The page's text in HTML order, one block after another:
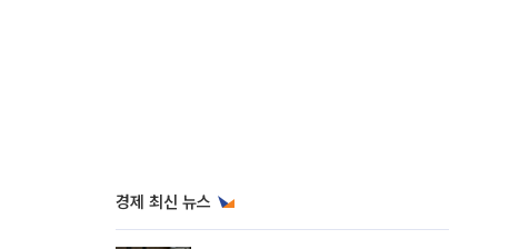
경제 최신 뉴스